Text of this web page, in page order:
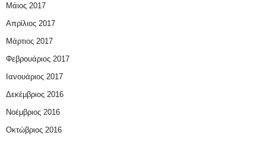
Μάιος 2017
Απρίλιος 2017
Μάρτιος 2017
Φεβρουάριος 2017
Ιανουάριος 2017
Δεκέμβριος 2016
Νοέμβριος 2016
Οκτώβριος 2016